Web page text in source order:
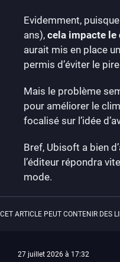
Evidemment,
ans), cela impacte
aurait mis en place
permis d’éviter le
Mais le problème
pour améliorer le
focalisé sur l’idée
Bref, Ubisoft a bien
l’éditeur répondra
mode.
CET ARTICLE PEUT CONTENIR DES
27 juillet 2026 à 17:32